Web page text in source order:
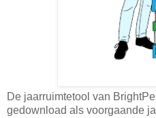
De jaarruimtetool van
gedownload als voorgaande